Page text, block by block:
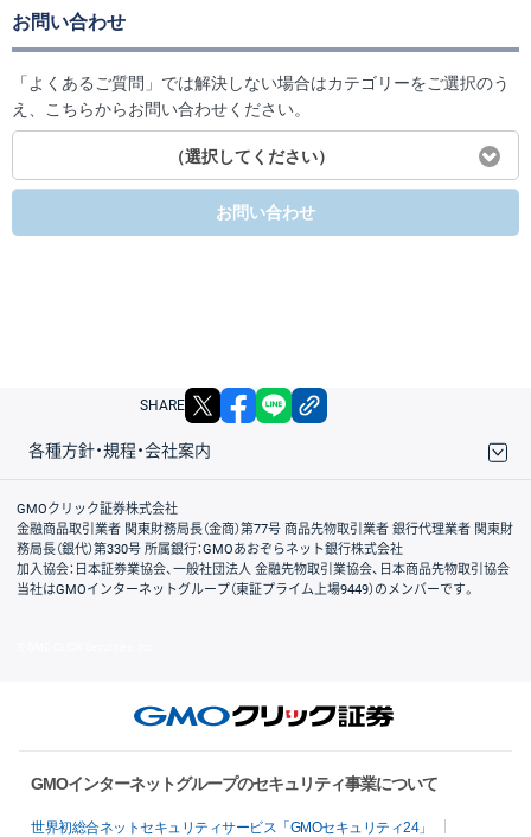
お問い合わせ
「よくあるご質問」では解決しない場合はカテゴリーをご選択のう
え、こちらからお問い合わせください。
（選択してください）
お問い合わせ
SHARE X facebook
各種方針・規程・会社案内
取引規程・約款
サイトマップ
その他のご案内
個人情報保護方針
最良執行方針
サイトのご利用について
ディスクレイマー
信託保全
リスク説明
会社案内
GMOクリック証券株式会社
金融商品取引業者 関東財務局長（金商）第77号 商品先物取引業者 銀行代理業者 関東財
務局長（銀代）第330号 所属銀行：GMOあおぞらネット銀行株式会社
加入協会：日本証券業協会、一般社団法人 金融先物取引業協会、日本商品先物取引協会
当社はGMOインターネットグループ（東証プライム上場9449）のメンバーです。
GMOインターネットグループのセキュリティ事業について
世界初総合ネットセキュリティサービス「GMOセキュリティ24」